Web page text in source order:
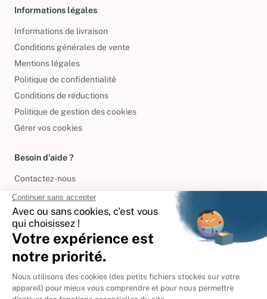
Informations légales
Informations de livraison
Conditions générales de vente
Mentions légales
Politique de confidentialité
Conditions de réductions
Politique de gestion des cookies
Gérer vos cookies
Besoin d'aide ?
Contactez-nous
International
🇪🇸Espagne
🇮🇹Italie